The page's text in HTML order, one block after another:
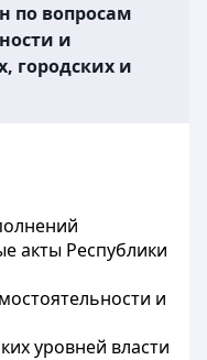
по вопросам
и
городских и
акты Республики
и
уровней власти